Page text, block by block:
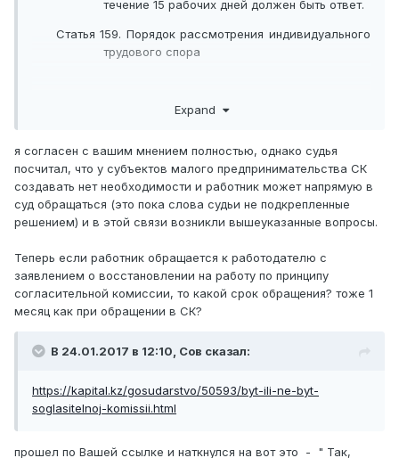
течение 15 рабочих дней должен быть ответ.
Статья 159. Порядок рассмотрения индивидуального
трудового спора
2. Согласительная комиссия является постоянно
филиалах и представительствах на паритетных началах
из равного числа представителей от работодателя и
работников.
спор в течение пятнадцати рабочих дней со дня
регистрации заявления и выдать сторонам спора копии
решения в трехдневный срок со дня его принятия.
soglasitelnoj-komissii.html
Expand
я согласен с вашим мнением полностью, однако судья
посчитал, что у субъектов малого предпринимательства СК
создавать нет необходимости и работник может напрямую в
суд обращаться (это пока слова судьи не подкрепленные
решением) и в этой связи возникли вышеуказанные вопросы.
Теперь если работник обращается к работодателю с
заявлением о восстановлении на работу по принципу
согласительной комиссии, то какой срок обращения? тоже 1
месяц как при обращении в СК?
В 24.01.2017 в 12:10, Сов сказал:
https://kapital.kz/gosudarstvo/50593/byt-ili-ne-byt-
soglasitelnoj-komissii.html
прошел по Вашей ссылке и наткнулся на вот это - " Так,